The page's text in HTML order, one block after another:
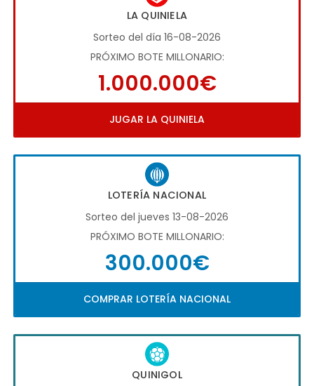
LA QUINIELA
Sorteo del día 16-08-2026
PRÓXIMO BOTE MILLONARIO:
1.000.000€
JUGAR LA QUINIELA
LOTERÍA NACIONAL
Sorteo del jueves 13-08-2026
PRÓXIMO BOTE MILLONARIO:
300.000€
COMPRAR LOTERÍA NACIONAL
QUINIGOL